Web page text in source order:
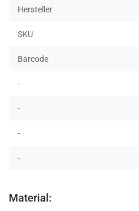
Hersteller
SKU
Barcode
-
-
-
-
Material: